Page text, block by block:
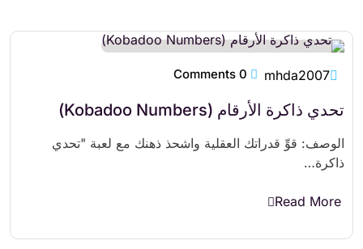
mhda2007
تحدي ذاكرة الأرقام (Kobadoo Numbers)
الوصف: قوِّ قدراتك العقلية واشحذ ذهنك مع لعبة "تحدي
ذاكرة…
Read More